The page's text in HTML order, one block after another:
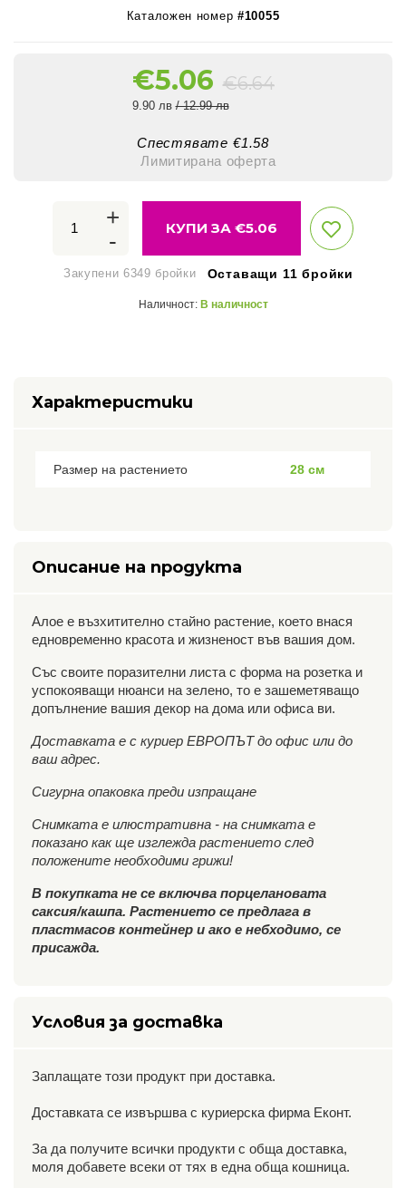
Каталожен номер#10055
€5.06 €6.64
9.90 лв / 12.99 лв
Спестявате €1.58
Лимитирана оферта
+
-
КУПИ ЗА €5.06
Закупени 6349 бройки Оставащи 11 бройки
Наличност: В наличност
Характеристики
Размер на растението 28 см
Описание на продукта
Алое е възхитително стайно растение, което внася
едновременно красота и жизненост във вашия дом.
Със своите поразителни листа с форма на розетка и
успокояващи нюанси на зелено, то е зашеметяващо
допълнение вашия декор на дома или офиса ви.
Доставката е с куриер ЕВРОПЪТ до офис или до
ваш адрес.
Сигурна опаковка преди изпращане
Снимката е илюстративна - на снимката е
показано как ще изглежда растението след
положените необходими грижи!
В покупката не се включва порцелановата
саксия/кашпа. Растението се предлага в
пластмасов контейнер и ако е небходимо, се
присажда.
Условия за доставка
Заплащате този продукт при доставка.
Доставката се извършва с куриерска фирма Еконт.
За да получите всички продукти с обща доставка,
моля добавете всеки от тях в една обща кошница.